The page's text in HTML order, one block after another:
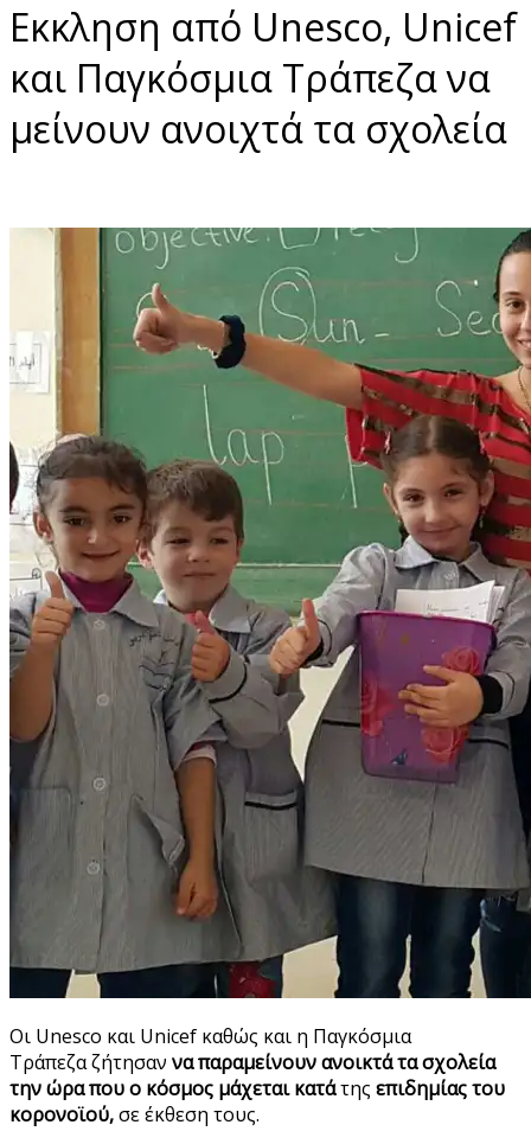
Εκκληση από Unesco, Unicef
και Παγκόσμια Τράπεζα να
μείνουν ανοιχτά τα σχολεία
Οι Unesco και Unicef καθώς και η Παγκόσμια
Τράπεζα ζήτησαν να παραμείνουν ανοικτά τα σχολεία
την ώρα που ο κόσμος μάχεται κατάτης επιδημίας του
κορονοϊού,σε έκθεση τους.